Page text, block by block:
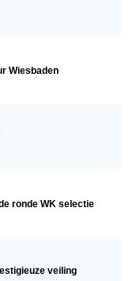
Wiesbaden
ronde WK selectie
veiling